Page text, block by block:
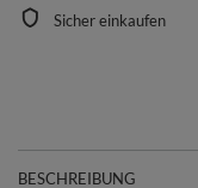
Sicher einkaufen
BESCHREIBUNG